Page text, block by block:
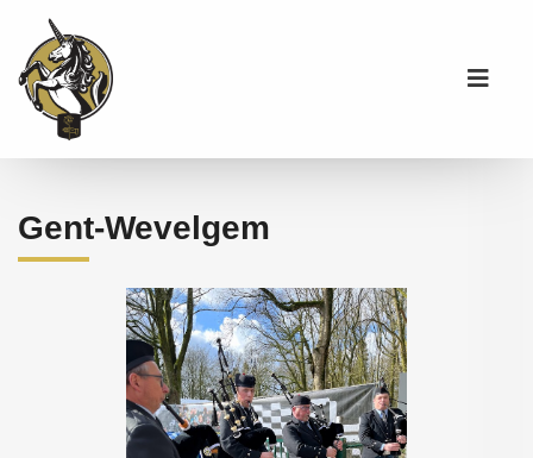
Gent-Wevelgem